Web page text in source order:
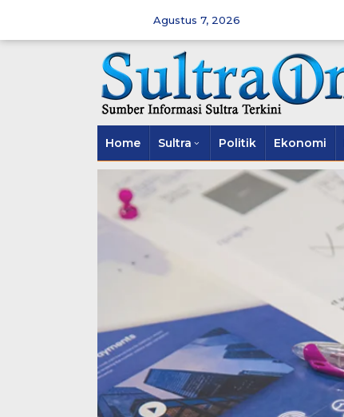
Agustus 7, 2026
Home Sultra Politik Ekonomi